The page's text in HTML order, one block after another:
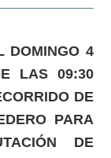
DOMINGO 4
LAS 09:30
DE
PARA
DE